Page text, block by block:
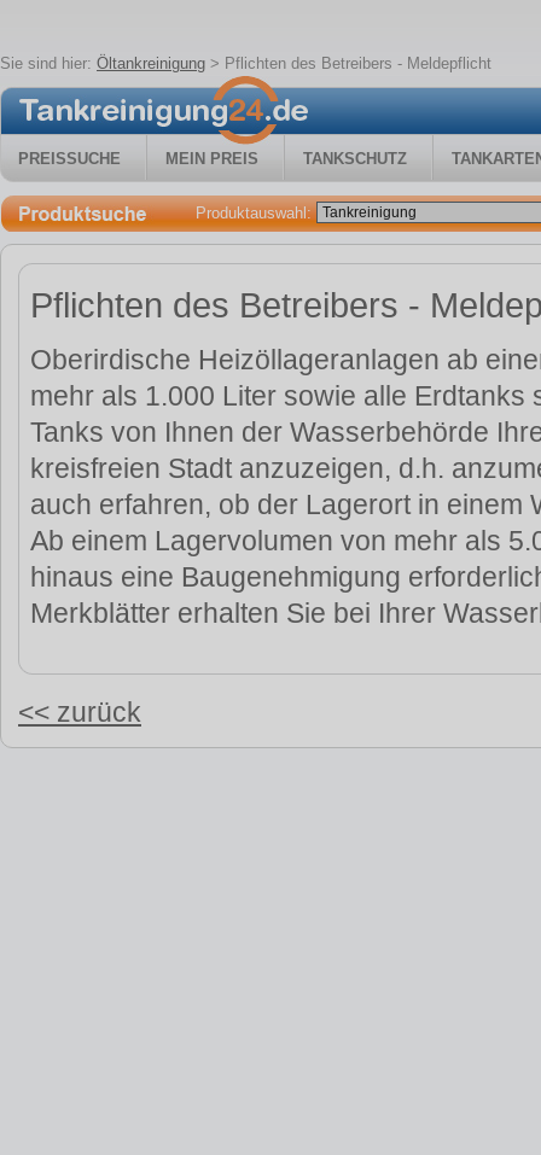
Sie sind hier: Öltankreinigung > Pflichten des Betreibers - Meldepflicht
PREISSUCHE MEIN PREIS TANKSCHUTZ
Produktauswahl:
Pflichten des Betreibers -
Oberirdische Heizöllageranlagen ab
mehr als 1.000 Liter sowie alle Erdtanks
Tanks von Ihnen der Wasserbehörde
kreisfreien Stadt anzuzeigen, d.h.
auch erfahren, ob der Lagerort in einem
Ab einem Lagervolumen von mehr als
hinaus eine Baugenehmigung
Merkblätter erhalten Sie bei Ihrer
<< zurück